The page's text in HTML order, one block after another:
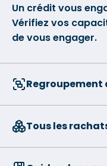
Un crédit vous
Vérifiez vos
de vous engager.
Regroupement
Tous les